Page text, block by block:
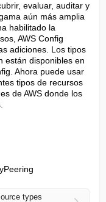
evaluar, auditar y
aún más amplia
habilitado la
AWS Config
adiciones. Los tipos
están disponibles en
Ahora puede usar
tipos de recursos
de AWS donde los
types